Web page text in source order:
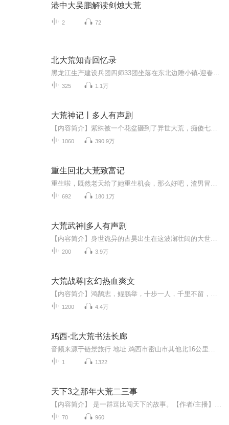
港中大吴鹏解读剑烛大荒
2 72
北大荒知青回忆录
325 1.1万
大荒神记丨多人有声剧
1060 390.9万
重生回北大荒致富记
692 180.1万
大荒武神|多人有声剧
200 3.9万
大荒战尊|玄幻热血爽文
1200 4.4万
鸡西-北大荒书法长廊
1 1322
天下3之那年大荒二三事
70 960